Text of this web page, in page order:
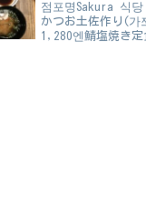
점포명Sakura 식
かつお土佐作り(가
1,280엔鯖塩焼き